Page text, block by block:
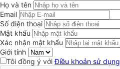
Họ và tên
Email
Số điện thoại
Mật khẩu
Xác nhận mật khẩu
Giới tính
Tôi đồng ý vớiĐiều khoản sử dụng